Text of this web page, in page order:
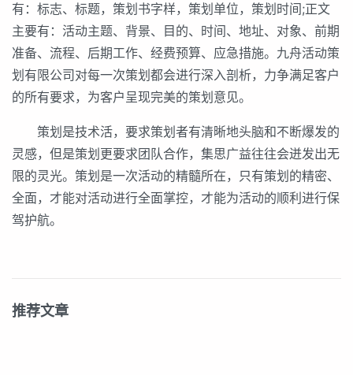
有：标志、标题，策划书字样，策划单位，策划时间;正文
主要有：活动主题、背景、目的、时间、地址、对象、前期
准备、流程、后期工作、经费预算、应急措施。九舟活动策
划有限公司对每一次策划都会进行深入剖析，力争满足客户
的所有要求，为客户呈现完美的策划意见。
策划是技术活，要求策划者有清晰地头脑和不断爆发的
灵感，但是策划更要求团队合作，集思广益往往会迸发出无
限的灵光。策划是一次活动的精髓所在，只有策划的精密、
全面，才能对活动进行全面掌控，才能为活动的顺利进行保
驾护航。
推荐文章